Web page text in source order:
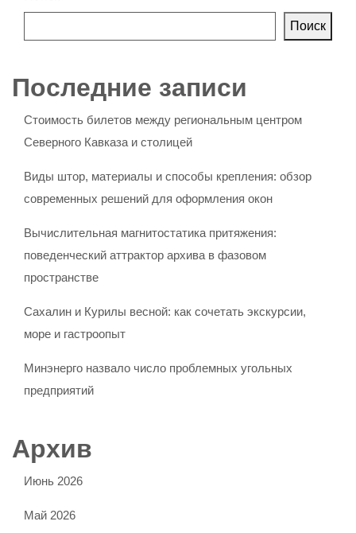
Поиск
Последние записи
Стоимость билетов между региональным центром
Северного Кавказа и столицей
Виды штор, материалы и способы крепления: обзор
современных решений для оформления окон
Вычислительная магнитостатика притяжения:
поведенческий аттрактор архива в фазовом
пространстве
Сахалин и Курилы весной: как сочетать экскурсии,
море и гастроопыт
Минэнерго назвало число проблемных угольных
предприятий
Архив
Июнь 2026
Май 2026